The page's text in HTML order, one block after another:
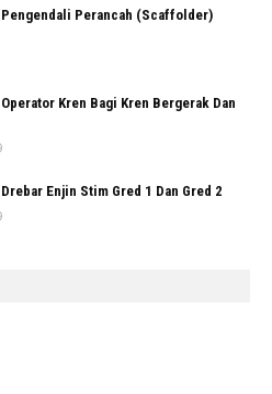
Pengendali Perancah (Scaffolder)
Kren Bagi Kren Bergerak Dan
Enjin Stim Gred 1 Dan Gred 2